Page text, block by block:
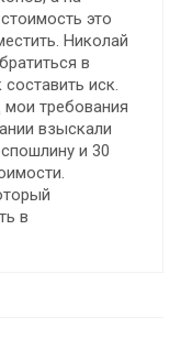
это
Николай
в
иск.
мои требования
взыскали
и 30
в